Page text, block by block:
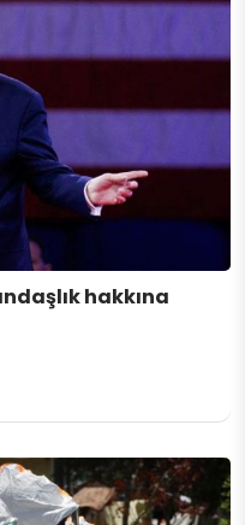
hakkına